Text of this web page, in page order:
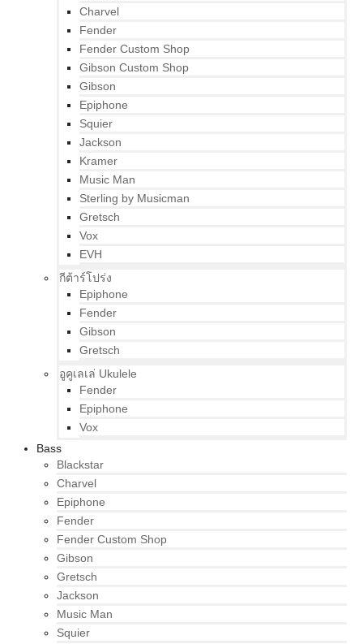
Charvel
Fender
Fender Custom Shop
Gibson Custom Shop
Gibson
Epiphone
Squier
Jackson
Kramer
Music Man
Sterling by Musicman
Gretsch
Vox
EVH
กีต้าร์โปร่ง
Epiphone
Fender
Gibson
Gretsch
อูคูเลเล่ Ukulele
Fender
Epiphone
Vox
Bass
Blackstar
Charvel
Epiphone
Fender
Fender Custom Shop
Gibson
Gretsch
Jackson
Music Man
Squier